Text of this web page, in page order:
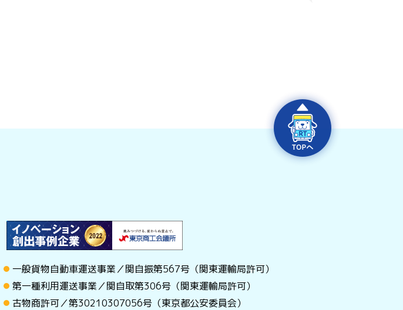
一般貨物自動車運送事業／関自振第567号（関東運輸局許可）
第一種利用運送事業／関自取第306号（関東運輸局許可）
古物商許可／第30210307056号（東京都公安委員会）